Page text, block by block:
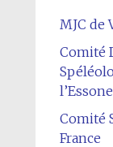
MJC de
Comité
l’Essone
Comité
France